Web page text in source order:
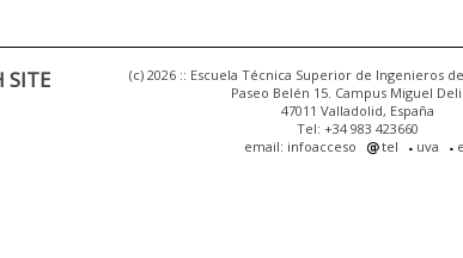
SITE
(c) 2026 :: Escuela Técnica Superior de Ingenieros
Paseo Belén 15. Campus Miguel
47011 Valladolid, España
Tel: +34 983 423660
email: infoacceso
tel uva